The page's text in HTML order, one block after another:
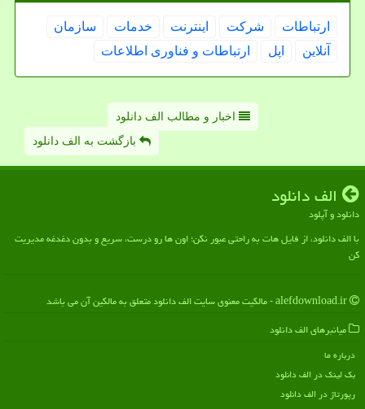
ارتباطات شركت اینترنت خدمات
سازمان
آنلاین
اپل ارتباطات و فناوری اطلاعات
اخبار و مطالب الف دانلود
بازگشت به الف دانلود
الف دانلود
دانلود و آپلود
با الف دانلود، از فایل هات به راحتی عبور نکن؛ اون ها رو درست، سریع و بدون دغدغه مدیریت
کن
میانبرهای الف دانلود
درباره ما
بک لینک در الف دانلود
رپورتاژ در الف دانلود